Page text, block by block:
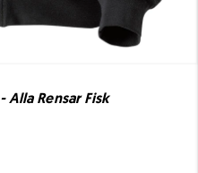
Rensar Fisk